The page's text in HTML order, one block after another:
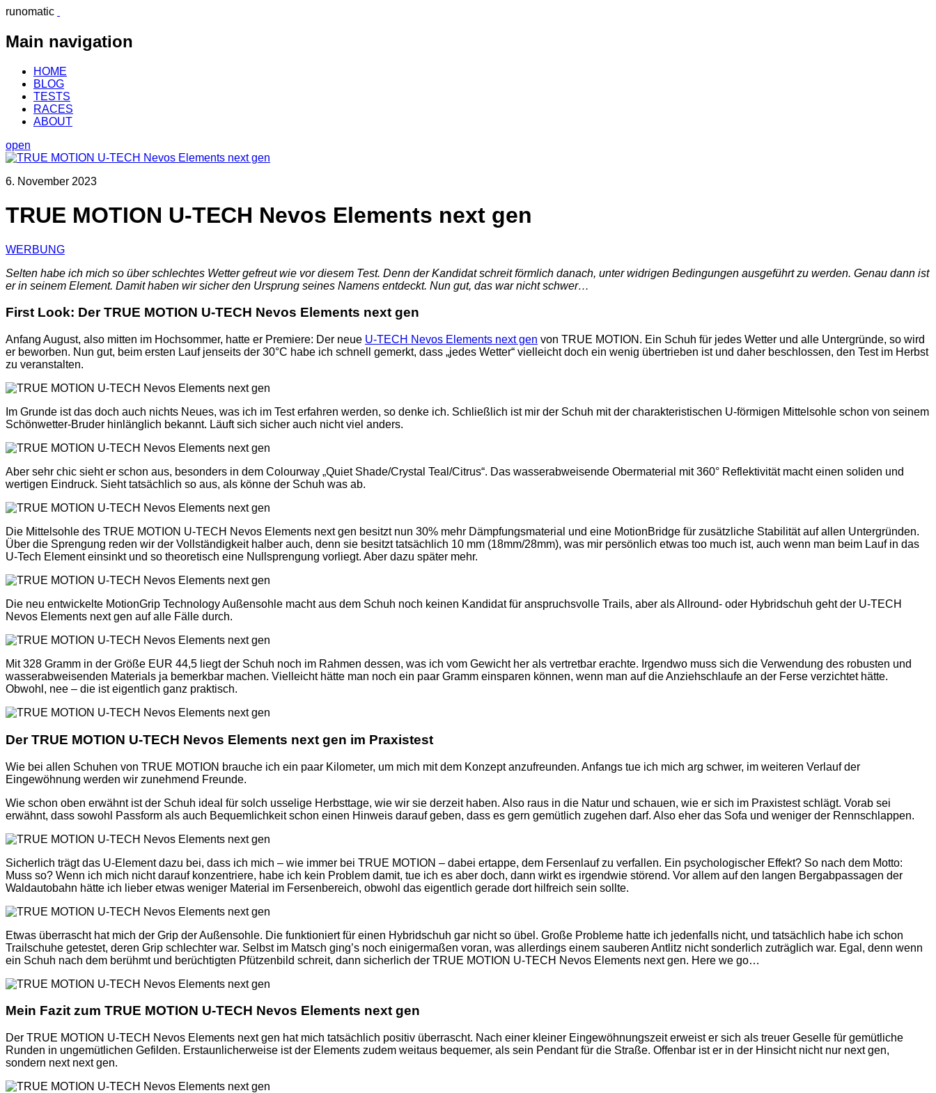
runomatic
Main navigation
HOME
BLOG
TESTS
RACES
ABOUT
open
6. November 2023
TRUE MOTION U-TECH Nevos Elements next gen
WERBUNG
Selten habe ich mich so über schlechtes Wetter gefreut wie vor diesem Test. Denn der Kandidat schreit förmlich danach, unter widrigen Bedingungen ausgeführt zu werden. Genau dann ist
er in seinem Element. Damit haben wir sicher den Ursprung seines Namens entdeckt. Nun gut, das war nicht schwer…
First Look: Der TRUE MOTION U-TECH Nevos Elements next gen
Anfang August, also mitten im Hochsommer, hatte er Premiere: Der neue U-TECH Nevos Elements next gen von TRUE MOTION. Ein Schuh für jedes Wetter und alle Untergründe, so wird
er beworben. Nun gut, beim ersten Lauf jenseits der 30°C habe ich schnell gemerkt, dass „jedes Wetter“ vielleicht doch ein wenig übertrieben ist und daher beschlossen, den Test im Herbst
zu veranstalten.
Im Grunde ist das doch auch nichts Neues, was ich im Test erfahren werden, so denke ich. Schließlich ist mir der Schuh mit der charakteristischen U-förmigen Mittelsohle schon von seinem
Schönwetter-Bruder hinlänglich bekannt. Läuft sich sicher auch nicht viel anders.
Aber sehr chic sieht er schon aus, besonders in dem Colourway „Quiet Shade/Crystal Teal/Citrus“. Das wasserabweisende Obermaterial mit 360° Reflektivität macht einen soliden und
wertigen Eindruck. Sieht tatsächlich so aus, als könne der Schuh was ab.
Die Mittelsohle des TRUE MOTION U-TECH Nevos Elements next gen besitzt nun 30% mehr Dämpfungsmaterial und eine MotionBridge für zusätzliche Stabilität auf allen Untergründen.
Über die Sprengung reden wir der Vollständigkeit halber auch, denn sie besitzt tatsächlich 10 mm (18mm/28mm), was mir persönlich etwas too much ist, auch wenn man beim Lauf in das
U-Tech Element einsinkt und so theoretisch eine Nullsprengung vorliegt. Aber dazu später mehr.
Die neu entwickelte MotionGrip Technology Außensohle macht aus dem Schuh noch keinen Kandidat für anspruchsvolle Trails, aber als Allround- oder Hybridschuh geht der U-TECH
Nevos Elements next gen auf alle Fälle durch.
Mit 328 Gramm in der Größe EUR 44,5 liegt der Schuh noch im Rahmen dessen, was ich vom Gewicht her als vertretbar erachte. Irgendwo muss sich die Verwendung des robusten und
wasserabweisenden Materials ja bemerkbar machen. Vielleicht hätte man noch ein paar Gramm einsparen können, wenn man auf die Anziehschlaufe an der Ferse verzichtet hätte.
Obwohl, nee – die ist eigentlich ganz praktisch.
Der TRUE MOTION U-TECH Nevos Elements next gen im Praxistest
Wie bei allen Schuhen von TRUE MOTION brauche ich ein paar Kilometer, um mich mit dem Konzept anzufreunden. Anfangs tue ich mich arg schwer, im weiteren Verlauf der
Eingewöhnung werden wir zunehmend Freunde.
Wie schon oben erwähnt ist der Schuh ideal für solch usselige Herbsttage, wie wir sie derzeit haben. Also raus in die Natur und schauen, wie er sich im Praxistest schlägt. Vorab sei
erwähnt, dass sowohl Passform als auch Bequemlichkeit schon einen Hinweis darauf geben, dass es gern gemütlich zugehen darf. Also eher das Sofa und weniger der Rennschlappen.
Sicherlich trägt das U-Element dazu bei, dass ich mich – wie immer bei TRUE MOTION – dabei ertappe, dem Fersenlauf zu verfallen. Ein psychologischer Effekt? So nach dem Motto:
Muss so? Wenn ich mich nicht darauf konzentriere, habe ich kein Problem damit, tue ich es aber doch, dann wirkt es irgendwie störend. Vor allem auf den langen Bergabpassagen der
Waldautobahn hätte ich lieber etwas weniger Material im Fersenbereich, obwohl das eigentlich gerade dort hilfreich sein sollte.
Etwas überrascht hat mich der Grip der Außensohle. Die funktioniert für einen Hybridschuh gar nicht so übel. Große Probleme hatte ich jedenfalls nicht, und tatsächlich habe ich schon
Trailschuhe getestet, deren Grip schlechter war. Selbst im Matsch ging’s noch einigermaßen voran, was allerdings einem sauberen Antlitz nicht sonderlich zuträglich war. Egal, denn wenn
ein Schuh nach dem berühmt und berüchtigten Pfützenbild schreit, dann sicherlich der TRUE MOTION U-TECH Nevos Elements next gen. Here we go…
Mein Fazit zum TRUE MOTION U-TECH Nevos Elements next gen
Der TRUE MOTION U-TECH Nevos Elements next gen hat mich tatsächlich positiv überrascht. Nach einer kleiner Eingewöhnungszeit erweist er sich als treuer Geselle für gemütliche
Runden in ungemütlichen Gefilden. Erstaunlicherweise ist der Elements zudem weitaus bequemer, als sein Pendant für die Straße. Offenbar ist er in der Hinsicht nicht nur next gen,
sondern next next gen.